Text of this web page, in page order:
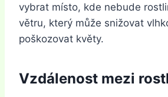
vybrat místo, kde nebude
větru, který může snižovat
poškozovat květy.
Vzdálenost mezi